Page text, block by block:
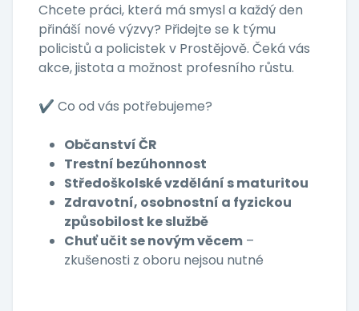
Chcete práci, která má smysl a každý den
přináší nové výzvy? Přidejte se k týmu
policistů a policistek v Prostějově. Čeká vás
akce, jistota a možnost profesního růstu.
✔️ Co od vás potřebujeme?
Občanství ČR
Trestní bezúhonnost
Středoškolské vzdělání s maturitou
Zdravotní, osobnostní a fyzickou
způsobilost ke službě
Chuť učit se novým věcem –
zkušenosti z oboru nejsou nutné